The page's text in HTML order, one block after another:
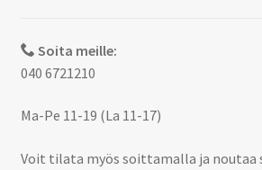
Soita meille:
040 6721210
Ma-Pe 11-19 (La 11-17)
Voit tilata myös soittamalla ja noutaa